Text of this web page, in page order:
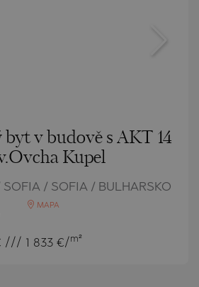
v budově s AKT 14
Kupel
SOFIA / SOFIA / BULHARSKO
MAPA
/// 1 833 €/ m²